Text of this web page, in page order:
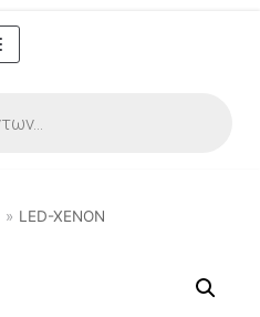
» LED-XENON